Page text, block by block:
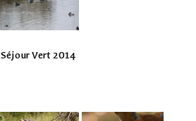
Séjour Vert 2014